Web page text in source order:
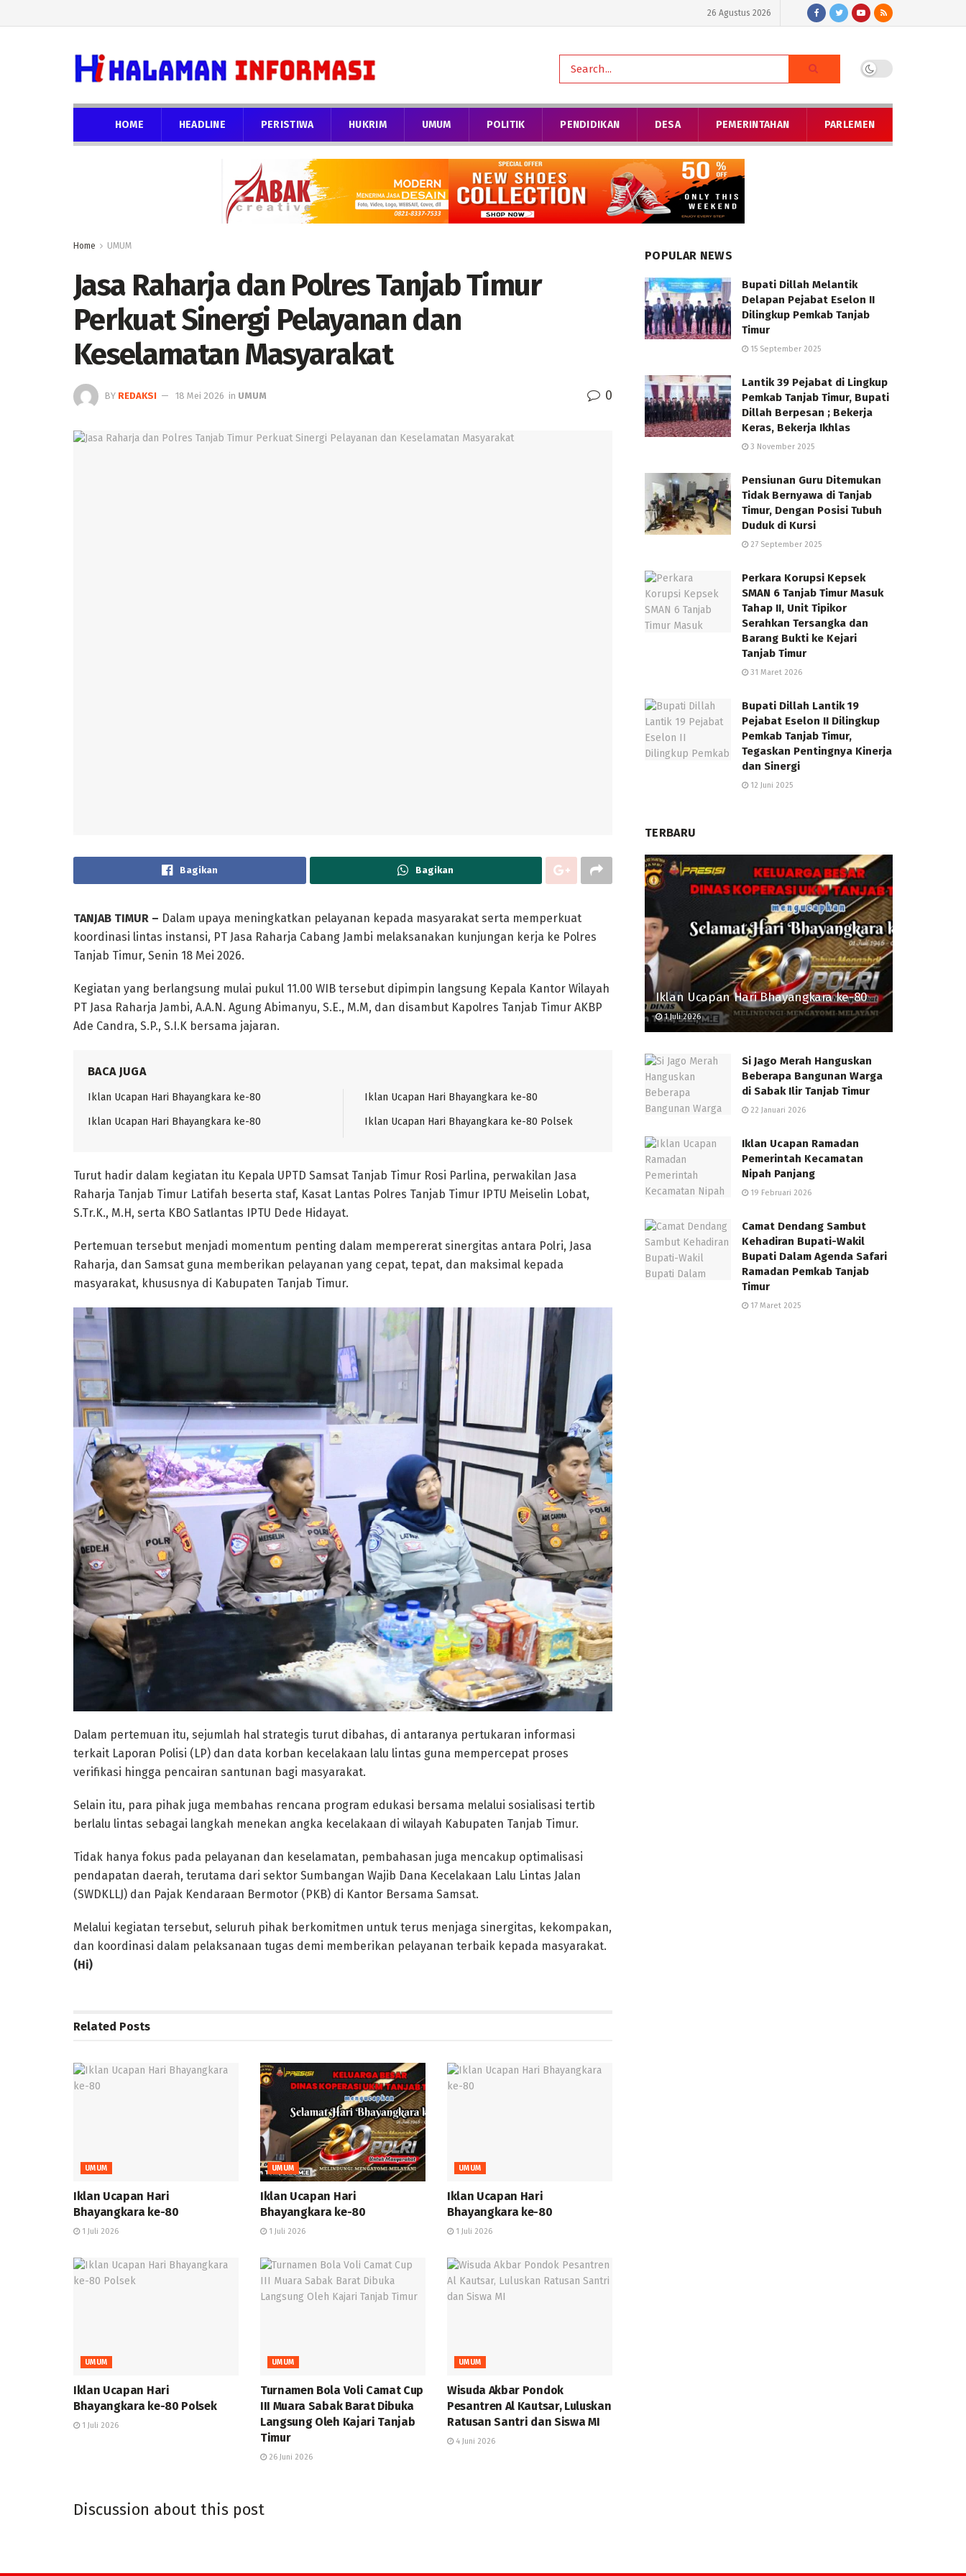
26 Agustus 2026
HOME HEADLINE PERISTIWA HUKRIM UMUM POLITIK PENDIDIKAN DESA PEMERINTAHAN PARLEMEN
Home UMUM
Jasa Raharja dan Polres Tanjab Timur
Perkuat Sinergi Pelayanan dan
Keselamatan Masyarakat
BY REDAKSI 18 Mei 2026 in UMUM 0
Bagikan Bagikan
TANJAB TIMUR – Dalam upaya meningkatkan pelayanan kepada masyarakat serta memperkuat
koordinasi lintas instansi, PT Jasa Raharja Cabang Jambi melaksanakan kunjungan kerja ke Polres
Tanjab Timur, Senin 18 Mei 2026.
Kegiatan yang berlangsung mulai pukul 11.00 WIB tersebut dipimpin langsung Kepala Kantor Wilayah
PT Jasa Raharja Jambi, A.A.N. Agung Abimanyu, S.E., M.M, dan disambut Kapolres Tanjab Timur AKBP
Ade Candra, S.P., S.I.K bersama jajaran.
BACA JUGA
Iklan Ucapan Hari Bhayangkara ke-80
Iklan Ucapan Hari Bhayangkara ke-80
Iklan Ucapan Hari Bhayangkara ke-80
Iklan Ucapan Hari Bhayangkara ke-80 Polsek
Turut hadir dalam kegiatan itu Kepala UPTD Samsat Tanjab Timur Rosi Parlina, perwakilan Jasa
Raharja Tanjab Timur Latifah beserta staf, Kasat Lantas Polres Tanjab Timur IPTU Meiselin Lobat,
S.Tr.K., M.H, serta KBO Satlantas IPTU Dede Hidayat.
Pertemuan tersebut menjadi momentum penting dalam mempererat sinergitas antara Polri, Jasa
Raharja, dan Samsat guna memberikan pelayanan yang cepat, tepat, dan maksimal kepada
masyarakat, khususnya di Kabupaten Tanjab Timur.
Dalam pertemuan itu, sejumlah hal strategis turut dibahas, di antaranya pertukaran informasi
terkait Laporan Polisi (LP) dan data korban kecelakaan lalu lintas guna mempercepat proses
verifikasi hingga pencairan santunan bagi masyarakat.
Selain itu, para pihak juga membahas rencana program edukasi bersama melalui sosialisasi tertib
berlalu lintas sebagai langkah menekan angka kecelakaan di wilayah Kabupaten Tanjab Timur.
Tidak hanya fokus pada pelayanan dan keselamatan, pembahasan juga mencakup optimalisasi
pendapatan daerah, terutama dari sektor Sumbangan Wajib Dana Kecelakaan Lalu Lintas Jalan
(SWDKLLJ) dan Pajak Kendaraan Bermotor (PKB) di Kantor Bersama Samsat.
Melalui kegiatan tersebut, seluruh pihak berkomitmen untuk terus menjaga sinergitas, kekompakan,
dan koordinasi dalam pelaksanaan tugas demi memberikan pelayanan terbaik kepada masyarakat.
(Hi)
Related Posts
UMUM
Iklan Ucapan Hari
Bhayangkara ke-80
1 Juli 2026
UMUM
Iklan Ucapan Hari
Bhayangkara ke-80
1 Juli 2026
UMUM
Iklan Ucapan Hari
Bhayangkara ke-80
1 Juli 2026
UMUM
Iklan Ucapan Hari
Bhayangkara ke-80 Polsek
1 Juli 2026
UMUM
Turnamen Bola Voli Camat Cup
III Muara Sabak Barat Dibuka
Langsung Oleh Kajari Tanjab
Timur
26 Juni 2026
UMUM
Wisuda Akbar Pondok
Pesantren Al Kautsar, Luluskan
Ratusan Santri dan Siswa MI
4 Juni 2026
Discussion about this post
POPULAR NEWS
Bupati Dillah Melantik
Delapan Pejabat Eselon II
Dilingkup Pemkab Tanjab
Timur
15 September 2025
Lantik 39 Pejabat di Lingkup
Pemkab Tanjab Timur, Bupati
Dillah Berpesan ; Bekerja
Keras, Bekerja Ikhlas
3 November 2025
Pensiunan Guru Ditemukan
Tidak Bernyawa di Tanjab
Timur, Dengan Posisi Tubuh
Duduk di Kursi
27 September 2025
Perkara Korupsi Kepsek
SMAN 6 Tanjab Timur Masuk
Tahap II, Unit Tipikor
Serahkan Tersangka dan
Barang Bukti ke Kejari
Tanjab Timur
31 Maret 2026
Bupati Dillah Lantik 19
Pejabat Eselon II Dilingkup
Pemkab Tanjab Timur,
Tegaskan Pentingnya Kinerja
dan Sinergi
12 Juni 2025
TERBARU
Iklan Ucapan Hari Bhayangkara ke-80
1 Juli 2026
Si Jago Merah Hanguskan
Beberapa Bangunan Warga
di Sabak Ilir Tanjab Timur
22 Januari 2026
Iklan Ucapan Ramadan
Pemerintah Kecamatan
Nipah Panjang
19 Februari 2026
Camat Dendang Sambut
Kehadiran Bupati-Wakil
Bupati Dalam Agenda Safari
Ramadan Pemkab Tanjab
Timur
17 Maret 2025